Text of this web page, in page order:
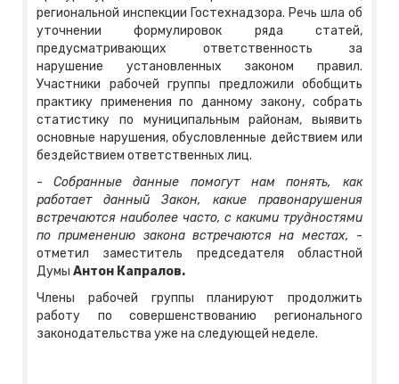
региональной инспекции Гостехнадзора. Речь шла об
уточнении формулировок ряда статей,
предусматривающих ответственность за
нарушение установленных законом правил.
Участники рабочей группы предложили обобщить
практику применения по данному закону, собрать
статистику по муниципальным районам, выявить
основные нарушения, обусловленные действием или
бездействием ответственных лиц.
- Собранные данные помогут нам понять, как
работает данный Закон, какие правонарушения
встречаются наиболее часто, с какими трудностями
по применению закона встречаются на местах, -
отметил заместитель председателя областной
Думы Антон Капралов.
Члены рабочей группы планируют продолжить
работу по совершенствованию регионального
законодательства уже на следующей неделе.